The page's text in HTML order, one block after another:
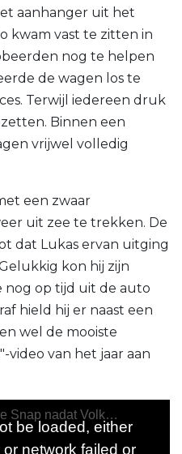
aanhanger uit het
kwam vast te zitten in
nog te helpen
de wagen los te
Terwijl iedereen druk
Binnen een
vrijwel volledig
een zwaar
uit zee te trekken. De
dat Lukas ervan uitging
kon hij zijn
op tijd uit de auto
hield hij er naast een
wel de mooiste
van het jaar aan